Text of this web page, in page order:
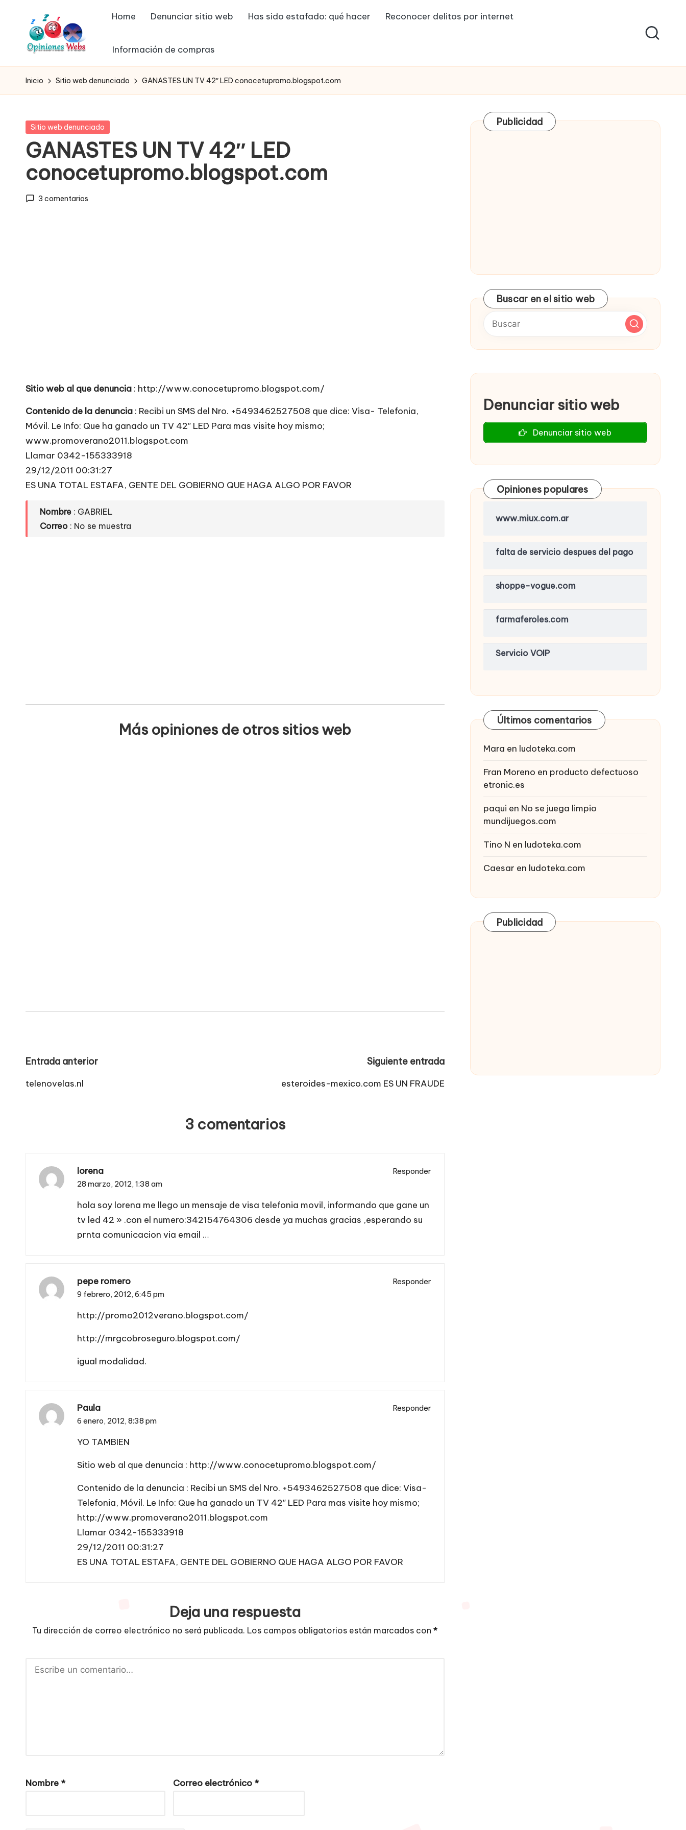
contenido
O
p
io
n
e
s,
ri
o
s
d
e
si
o
y
compra
vía
online,
comprar
seguro
por
internet,
Home Denunciar sitio web Has sido estafado: qué hacer Reconocer delitos por internet
Información de compras
Inicio Sitio web denunciado GANASTES UN TV 42″ LED conocetupromo.blogspot.com
Publicada
Sitio web denunciado
GANASTES UN TV 42″ LED
conocetupromo.blogspot.com
3 comentarios
Sitio web al que denuncia : http://www.conocetupromo.blogspot.com/
Contenido de la denuncia : Recibi un SMS del Nro. +5493462527508 que dice: Visa- Telefonia,
Móvil. Le Info: Que ha ganado un TV 42″ LED Para mas visite hoy mismo;
www.promoverano2011.blogspot.com
Llamar 0342-155333918
29/12/2011 00:31:27
ES UNA TOTAL ESTAFA, GENTE DEL GOBIERNO QUE HAGA ALGO POR FAVOR
Nombre : GABRIEL
Correo : No se muestra
Más opiniones de otros sitios web
Navegación
de
Entrada anterior
telenovelas.nl
Siguiente entrada
esteroides-mexico.com ES UN FRAUDE
3 comentarios
lorena
Responder
28 marzo, 2012, 1:38 am
hola soy lorena me llego un mensaje de visa telefonia movil, informando que gane un
tv led 42 » .con el numero:342154764306 desde ya muchas gracias ,esperando su
prnta comunicacion via email …
pepe romero
Responder
9 febrero, 2012, 6:45 pm
http://promo2012verano.blogspot.com/
http://mrgcobroseguro.blogspot.com/
igual modalidad.
Paula
Responder
6 enero, 2012, 8:38 pm
YO TAMBIEN
Sitio web al que denuncia : http://www.conocetupromo.blogspot.com/
Contenido de la denuncia : Recibi un SMS del Nro. +5493462527508 que dice: Visa-
Telefonia, Móvil. Le Info: Que ha ganado un TV 42″ LED Para mas visite hoy mismo;
http://www.promoverano2011.blogspot.com
Llamar 0342-155333918
29/12/2011 00:31:27
ES UNA TOTAL ESTAFA, GENTE DEL GOBIERNO QUE HAGA ALGO POR FAVOR
Deja una respuesta
Tu dirección de correo electrónico no será publicada. Los campos obligatorios están marcados con*
Nombre * Correo electrónico *
Publicidad
Buscar en el sitio web
Denunciar sitio web
Denunciar sitio web
Opiniones populares
www.miux.com.ar
falta de servicio despues del pago
shoppe-vogue.com
farmaferoles.com
Servicio VOIP
Últimos comentarios
Mara en ludoteka.com
Fran Moreno en producto defectuoso
etronic.es
paqui en No se juega limpio
mundijuegos.com
Tino N en ludoteka.com
Caesar en ludoteka.com
Publicidad